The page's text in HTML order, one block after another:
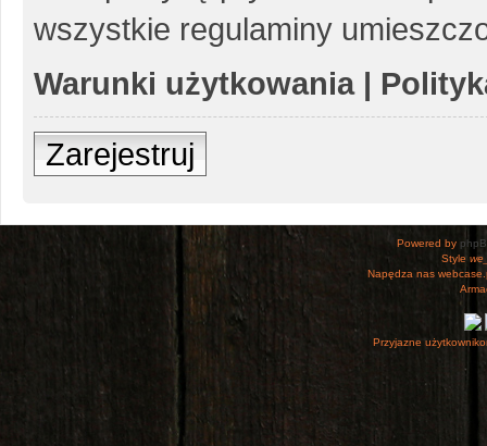
wszystkie regulaminy
Warunki użytkowania|
Zarejestruj
Powered by
Style
Napędza nas
Przyjazne